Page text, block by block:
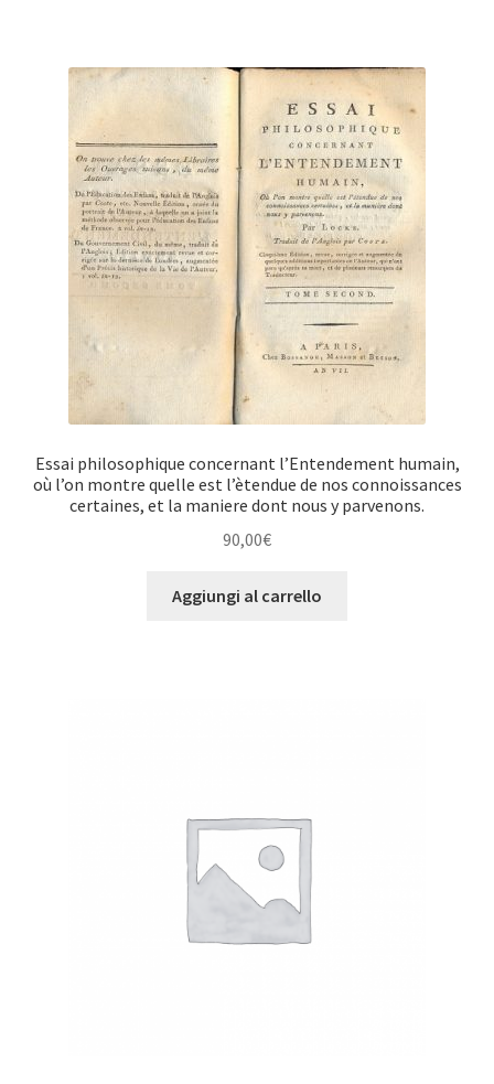
Essai philosophique concernant l’Entendement humain,
où l’on montre quelle est l’ètendue de nos connoissances
certaines, et la maniere dont nous y parvenons.
90,00€
Aggiungi al carrello